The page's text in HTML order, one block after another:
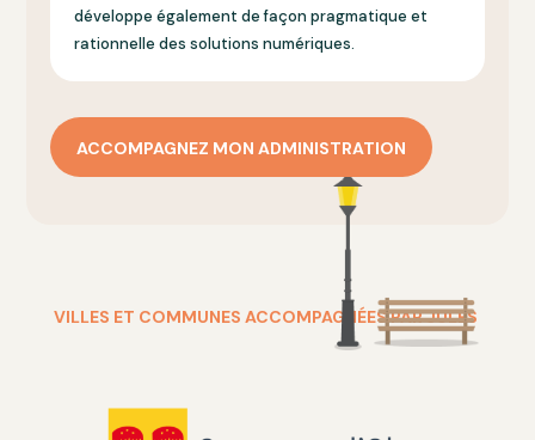
développe également de façon pragmatique et
rationnelle des solutions numériques.
ACCOMPAGNEZ MON ADMINISTRATION
VILLES ET COMMUNES ACCOMPAGNÉES PAR JULES